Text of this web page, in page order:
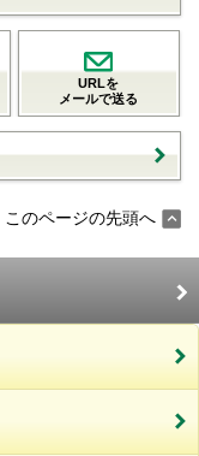
URLを
メールで送る
このページの先頭へ